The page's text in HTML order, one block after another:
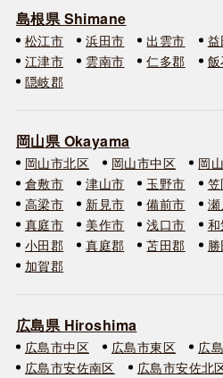
島根県 Shimane
松江市 浜田市 出雲市
江津市
雲南市 仁多郡
隠岐郡
岡山県 Okayama
岡山市北区 岡山市中区 岡
倉敷市
津山市 玉野市
高梁市
新見市 備前市
真庭市
美作市 浅口市
小田郡
真庭郡 苫田郡
加賀郡
広島県 Hiroshima
広島市中区 広島市東区 広
広島市安佐南区
広島市安佐北